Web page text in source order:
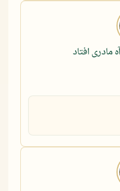
مادری افتاد